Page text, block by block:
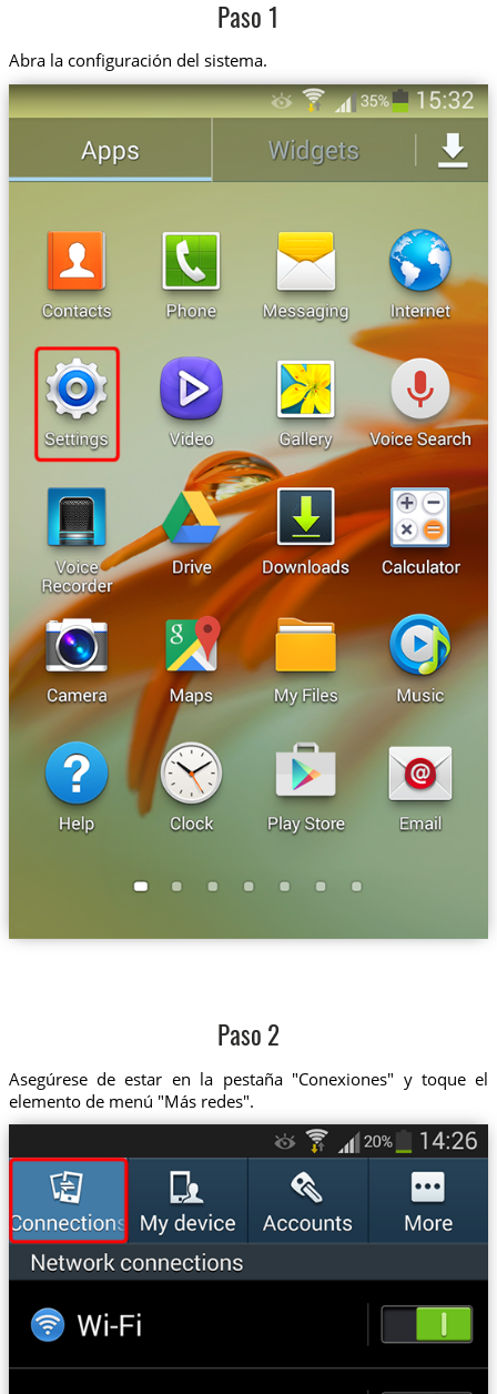
Paso 1
Abra la configuración del sistema.
Paso 2
Asegúrese de estar en la pestaña "Conexiones" y toque el
elemento de menú "Más redes".